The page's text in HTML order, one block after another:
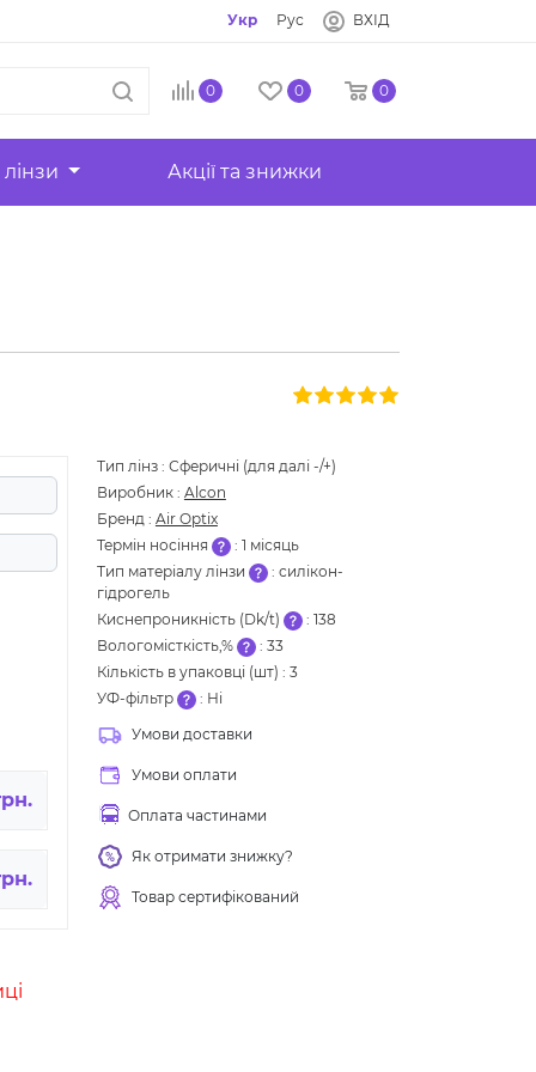
Укр Рус ВХІД
0 0 0
Акції та знижки
Тип лінз : Сферичні (для далі -/+)
Виробник : Alcon
Бренд : Air Optix
Термін носіння
: 1 місяць
Тип матеріалу лінзи
: силікон-
гідрогель
Киснепроникність (Dk/t)
: 138
Вологомісткість,%
: 33
Кількість в упаковці (шт) : 3
УФ-фільтр
: Ні
Умови доставки
Умови оплати
Оплата частинами
Як отримати знижку?
Товар сертифікований